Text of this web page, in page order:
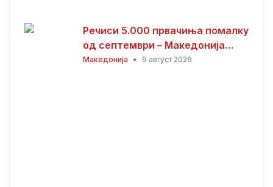
Речиси 5.000 првачиња помалку
од септември – Македонија
останува без повеќе од 100
Македонија • 9 август 2026